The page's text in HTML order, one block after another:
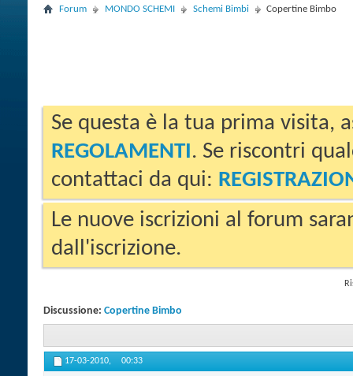
Forum MONDO SCHEMI Schemi Bimbi Copertine Bimbo
Se questa è la tua prima visita,
REGOLAMENTI. Se riscontri
contattaci da qui:
Le nuove iscrizioni al forum
dall'iscrizione.
Discussione: Copertine Bimbo
17-03-2010, 00:33